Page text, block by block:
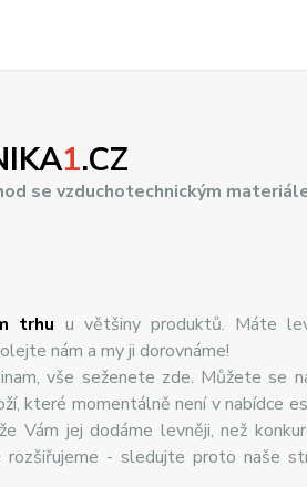
1.CZ
se vzduchotechnickým
trhu u většiny produktů. Máte
nám a my ji dorovnáme!
vše seženete zde. Můžete se
které momentálně není v nabídce
Vám jej dodáme levněji, než
rozšiřujeme - sledujte proto naše